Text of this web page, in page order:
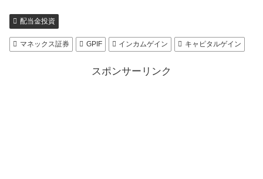
配当金投資
マネックス証券 GPIF インカムゲイン キャピタルゲイン
スポンサーリンク